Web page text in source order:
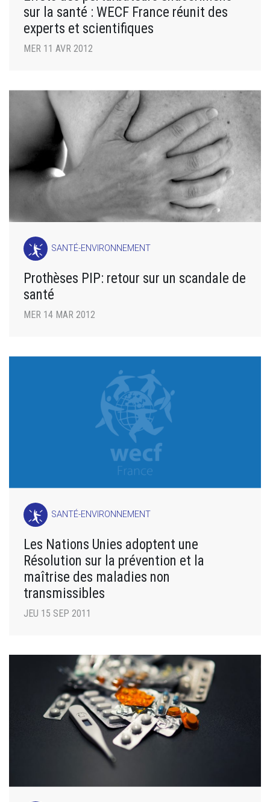
sur la santé : WECF France réunit des
experts et scientifiques
MER 11 AVR 2012
SANTÉ-ENVIRONNEMENT
Prothèses PIP: retour sur un scandale de
santé
MER 14 MAR 2012
SANTÉ-ENVIRONNEMENT
Les Nations Unies adoptent une
Résolution sur la prévention et la
maîtrise des maladies non
transmissibles
JEU 15 SEP 2011